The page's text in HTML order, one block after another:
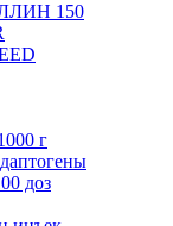
150
г
доз